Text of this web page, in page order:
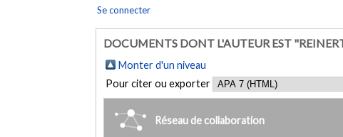
Se connecter
DOCUMENTS DONT L'AUTEUR EST
Monter d'un niveau
Pour citer ou exporter
Réseau de collaboration